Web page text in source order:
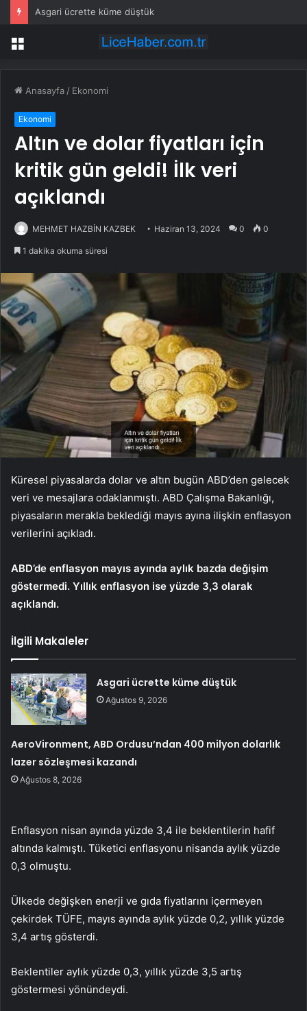
3 çocuğunu öldüren annenin savunması pes dedirtti
Menü
Anasayfa / Ekonomi
Ekonomi
Altın ve dolar fiyatları için
kritik gün geldi! İlk veri
açıklandı
MEHMET HAZBİN KAZBEK Haziran 13, 2024 0 0
1 dakika okuma süresi
Küresel piyasalarda dolar ve altın bugün ABD’den gelecek
veri ve mesajlara odaklanmıştı. ABD Çalışma Bakanlığı,
piyasaların merakla beklediği mayıs ayına ilişkin enflasyon
verilerini açıkladı.
ABD’de enflasyon mayıs ayında aylık bazda değişim
göstermedi. Yıllık enflasyon ise yüzde 3,3 olarak
açıklandı.
İlgili Makaleler
Asgari ücrette küme düştük
Ağustos 9, 2026
AeroVironment, ABD Ordusu’ndan 400 milyon dolarlık
lazer sözleşmesi kazandı
Ağustos 8, 2026
Enflasyon nisan ayında yüzde 3,4 ile beklentilerin hafif
altında kalmıştı. Tüketici enflasyonu nisanda aylık yüzde
0,3 olmuştu.
Ülkede değişken enerji ve gıda fiyatlarını içermeyen
çekirdek TÜFE, mayıs ayında aylık yüzde 0,2, yıllık yüzde
3,4 artış gösterdi.
Beklentiler aylık yüzde 0,3, yıllık yüzde 3,5 artış
göstermesi yönündeydi.